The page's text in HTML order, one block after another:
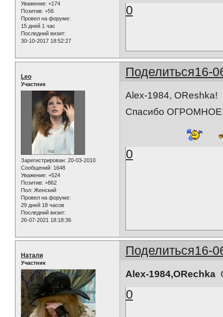
Уважение: +174
Позитив: +56
Провел на форуме:
15 дней 1 час
Последний визит:
30-10-2017 18:52:27
0
Поделиться16-
Leo
Участник
Зарегистрирован: 20-03-2010
Сообщений: 1648
Уважение: +524
Позитив: +862
Пол: Женский
Провел на форуме:
29 дней 18 часов
Последний визит:
26-07-2021 18:18:36
Alex-1984, OReshka!
Спасибо
0
Поделиться16-
Натали
Участник
Alex-1984,ORechka
0